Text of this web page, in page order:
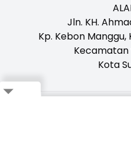
Jln. KH.
Kp. Kebon
Kota